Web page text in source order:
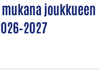
joukkueen